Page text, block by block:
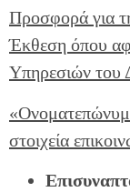
Προσφορά για
Έκθεση όπου
Υπηρεσιών του
στοιχεία